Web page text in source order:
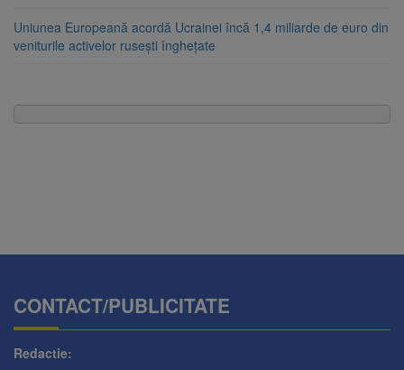
Uniunea Europeană acordă Ucrainei încă 1,4 miliarde de euro din
veniturile activelor rusești înghețate
CONTACT/PUBLICITATE
Redactie: